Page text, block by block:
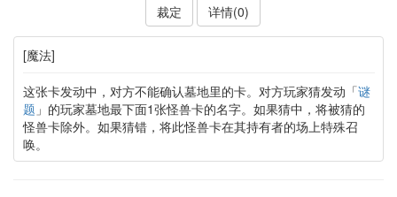
裁定
详情(0)
[魔法]
这张卡发动中，对方不能确认墓地里的卡。对方玩家猜发动「谜
题 」的玩家墓地最下面1张怪兽卡的名字。如果猜中，将被猜的
怪兽卡除外。如果猜错，将此怪兽卡在其持有者的场上特殊召
唤。